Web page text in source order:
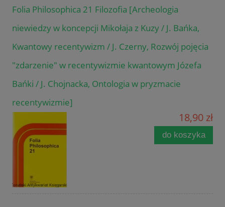
Folia Philosophica 21 Filozofia [Archeologia
niewiedzy w koncepcji Mikołaja z Kuzy / J. Bańka,
Kwantowy recentywizm / J. Czerny, Rozwój pojęcia
"zdarzenie" w recentywizmie kwantowym Józefa
Bańki / J. Chojnacka, Ontologia w pryzmacie
recentywizmie]
18,90 zł
do koszyka